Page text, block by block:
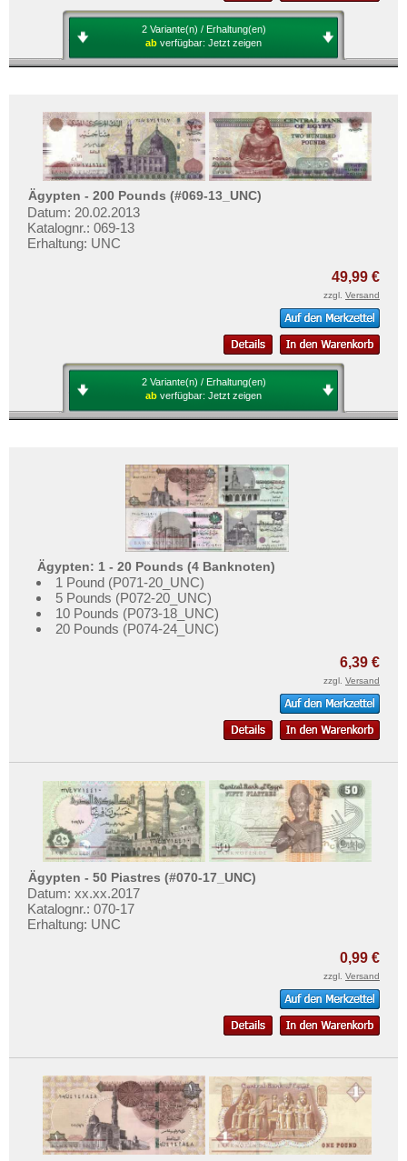
2 Variante(n) / Erhaltung(en)
ab verfügbar: Jetzt zeigen
Ägypten - 200 Pounds (#069-13_UNC)
Datum: 20.02.2013
Katalognr.: 069-13
Erhaltung: UNC
49,99 €
zzgl. Versand
2 Variante(n) / Erhaltung(en)
ab verfügbar: Jetzt zeigen
Ägypten: 1 - 20 Pounds (4 Banknoten)
1 Pound (P071-20_UNC)
5 Pounds (P072-20_UNC)
10 Pounds (P073-18_UNC)
20 Pounds (P074-24_UNC)
6,39 €
zzgl. Versand
Ägypten - 50 Piastres (#070-17_UNC)
Datum: xx.xx.2017
Katalognr.: 070-17
Erhaltung: UNC
0,99 €
zzgl. Versand